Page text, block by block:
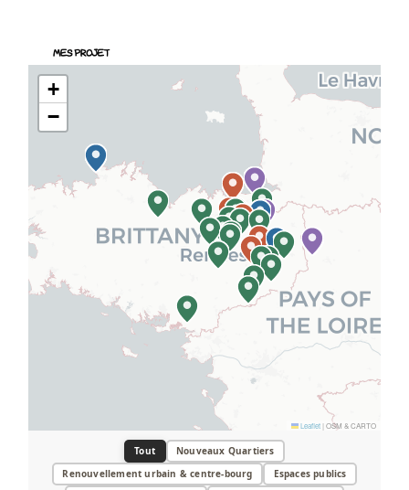
+
−
Leaflet |OSM & CARTO
Tout
Nouveaux Quartiers
Renouvellement urbain & centre-bourg
Espaces publics